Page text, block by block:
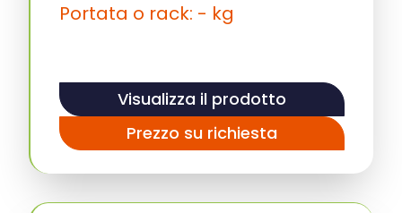
Portata o rack: - kg
Visualizza il prodotto
Prezzo su richiesta